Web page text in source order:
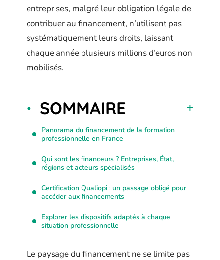
entreprises, malgré leur obligation légale de
contribuer au financement, n’utilisent pas
systématiquement leurs droits, laissant
chaque année plusieurs millions d’euros non
mobilisés.
SOMMAIRE
Panorama du financement de la formation
professionnelle en France
Qui sont les financeurs ? Entreprises, État,
régions et acteurs spécialisés
Certification Qualiopi : un passage obligé pour
accéder aux financements
Explorer les dispositifs adaptés à chaque
situation professionnelle
Le paysage du financement ne se limite pas